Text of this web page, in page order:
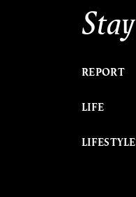
REPORT
LIFE
LIFESTYLE